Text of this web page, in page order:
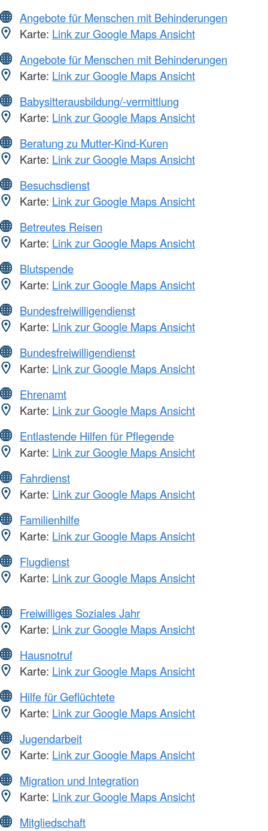
Angebote für Menschen mit Behinderungen
Karte: Link zur Google Maps Ansicht
Angebote für Menschen mit Behinderungen
Karte: Link zur Google Maps Ansicht
Babysitterausbildung/-vermittlung
Karte: Link zur Google Maps Ansicht
Beratung zu Mutter-Kind-Kuren
Karte: Link zur Google Maps Ansicht
Besuchsdienst
Karte: Link zur Google Maps Ansicht
Betreutes Reisen
Karte: Link zur Google Maps Ansicht
Blutspende
Karte: Link zur Google Maps Ansicht
Bundesfreiwilligendienst
Karte: Link zur Google Maps Ansicht
Bundesfreiwilligendienst
Karte: Link zur Google Maps Ansicht
Ehrenamt
Karte: Link zur Google Maps Ansicht
Entlastende Hilfen für Pflegende
Karte: Link zur Google Maps Ansicht
Fahrdienst
Karte: Link zur Google Maps Ansicht
Familienhilfe
Karte: Link zur Google Maps Ansicht
Flugdienst
Karte: Link zur Google Maps Ansicht
Freiwilliges Soziales Jahr
Karte: Link zur Google Maps Ansicht
Hausnotruf
Karte: Link zur Google Maps Ansicht
Hilfe für Geflüchtete
Karte: Link zur Google Maps Ansicht
Jugendarbeit
Karte: Link zur Google Maps Ansicht
Migration und Integration
Karte: Link zur Google Maps Ansicht
Mitgliedschaft